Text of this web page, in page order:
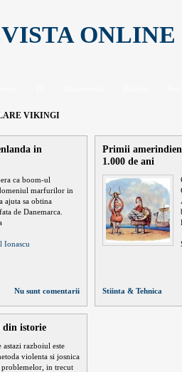
ONLINE
VIKINGI
in
ca boom-ul
marfurilor in
ajuta sa obtina
de Danemarca.
Ionascu
Nu sunt comentarii
Primii
1.000 de ani
Stiinta & Tehnica
din istorie
astazi razboiul este
violenta si josnica
problemelor, in trecut